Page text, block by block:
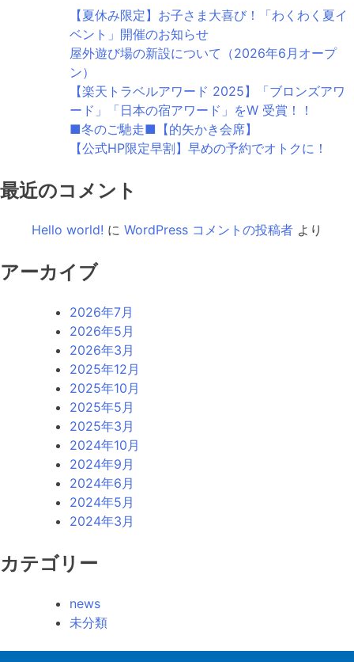
【夏休み限定】お子さま大喜び！「わくわく夏イ
ベント」開催のお知らせ
屋外遊び場の新設について（2026年6月オープ
ン）
【楽天トラベルアワード 2025】「ブロンズアワ
ード」「日本の宿アワード」をW 受賞！！
■冬のご馳走■【的矢かき会席】
【公式HP限定早割】早めの予約でオトクに！
最近のコメント
Hello world! に WordPress コメントの投稿者 より
アーカイブ
2026年7月
2026年5月
2026年3月
2025年12月
2025年10月
2025年5月
2025年3月
2024年10月
2024年9月
2024年6月
2024年5月
2024年3月
カテゴリー
news
未分類